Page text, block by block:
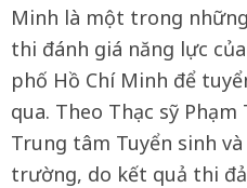
Minh là một trong
thi đánh giá năng lực
phố Hồ Chí Minh để
qua. Theo Thạc sỹ Phạm
Trung tâm Tuyển sinh
trường, do kết quả thi